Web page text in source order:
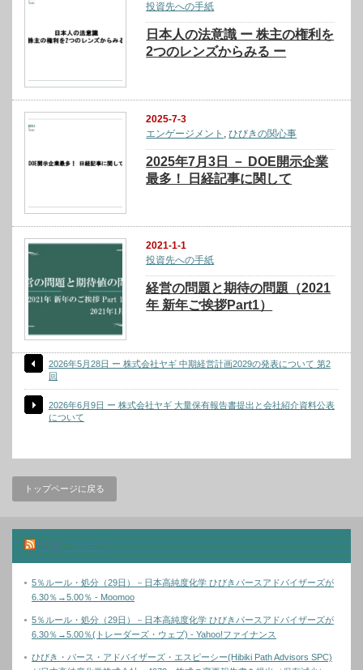
投資先への手紙
日本人の法意識 ー 株主の権利を
2つのレンズからみる ー
2025-7-3
エンゲージメント
,ひびきの関心事
2025年7月3日 － DOE開示企業
最多！ 日経記事に関して
2021-1-1
投資先への手紙
経営の問題と期待の問題（2021
年 新年ご挨拶Part1）
2026年5月28日 ー 株式会社ヤギ 中期経営計画2029の発表について 第2
回
2026年6月9日 ー 株式会社ヤギ 大量保有報告書提出と会社紹介資料公表
について
トップページに戻る
関連ニュース
5％ルール・処分（29日）－日本高純度化学 ひびきパースアドバイザーズが
6.30％→5.00％ - Moomoo
5％ルール・処分（29日）－日本高純度化学 ひびきパースアドバイザーズが
6.30％→5.00％(トレーダーズ・ウェブ) - Yahoo!ファイナンス
ひびき・パース・アドバイザーズ・エスピーシー(Hibiki Path Advisors SPC)